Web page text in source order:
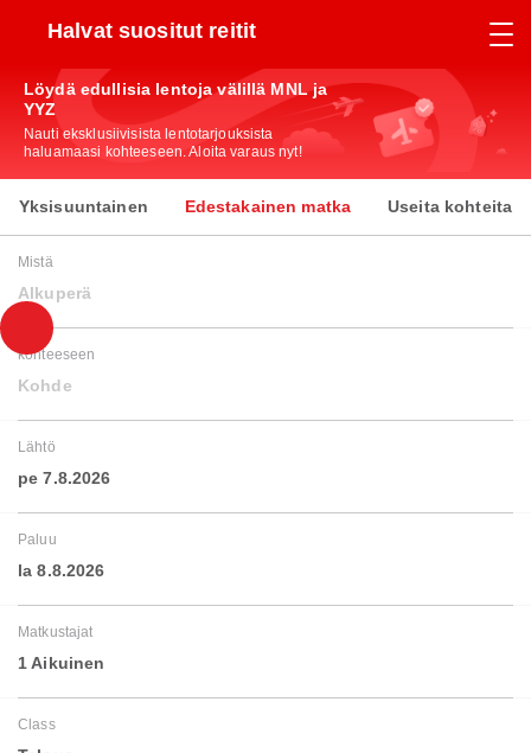
Halvat suositut reitit
Löydä edullisia lentoja välillä MNL ja
YYZ
Nauti eksklusiivisista lentotarjouksista
haluamaasi kohteeseen. Aloita varaus nyt!
Yksisuuntainen Edestakainen matka Useita kohteita
Mistä
Alkuperä
kohteeseen
Kohde
Lähtö
pe 7.8.2026
Paluu
la 8.8.2026
Matkustajat
1 Aikuinen
Class